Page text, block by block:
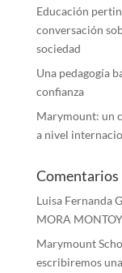
Educación
conversación
sociedad
Una pedagogía
confianza
Marymount: un
a nivel
Comentarios
Luisa Fernanda
MORA
Marymount
escribiremos